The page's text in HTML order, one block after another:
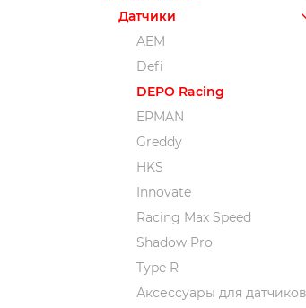
Датчики
AEM
Defi
DEPO Racing
EPMAN
Greddy
HKS
Innovate
Racing Max Speed
Shadow Pro
Type R
Аксессуары для датчиков